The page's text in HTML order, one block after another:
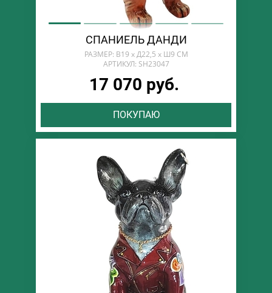
СПАНИЕЛЬ ДАНДИ
РАЗМЕР: В19 х Д22,5 х Ш9 СМ
АРТИКУЛ: SH23047
17 070 руб.
ПОКУПАЮ